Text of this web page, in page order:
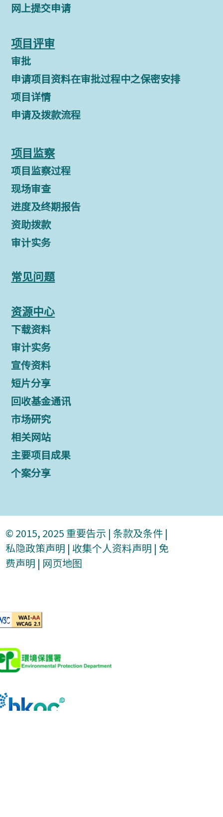
网上提交申请
项目评审
审批
申请项目资料在审批过程中之保密安排
项目详情
申请及拨款流程
项目监察
项目监察过程
现场审查
进度及终期报告
资助拨款
审计实务
常见问题
资源中心
下载资料
审计实务
宣传资料
短片分享
回收基金通讯
市场研究
相关网站
主要项目成果
个案分享
© 2015, 2025 重要告示 | 条款及条件 |
私隐政策声明 | 收集个人资料声明 | 免
费声明 | 网页地图